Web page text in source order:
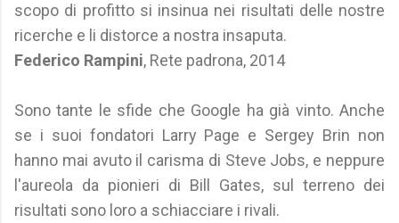
scopo di profitto si insinua nei risultati delle nostre
ricerche e li distorce a nostra insaputa.
Federico Rampini, Rete padrona, 2014
Sono tante le sfide che Google ha già vinto. Anche
se i suoi fondatori Larry Page e Sergey Brin non
hanno mai avuto il carisma di Steve Jobs, e neppure
l'aureola da pionieri di Bill Gates, sul terreno dei
risultati sono loro a schiacciare i rivali.